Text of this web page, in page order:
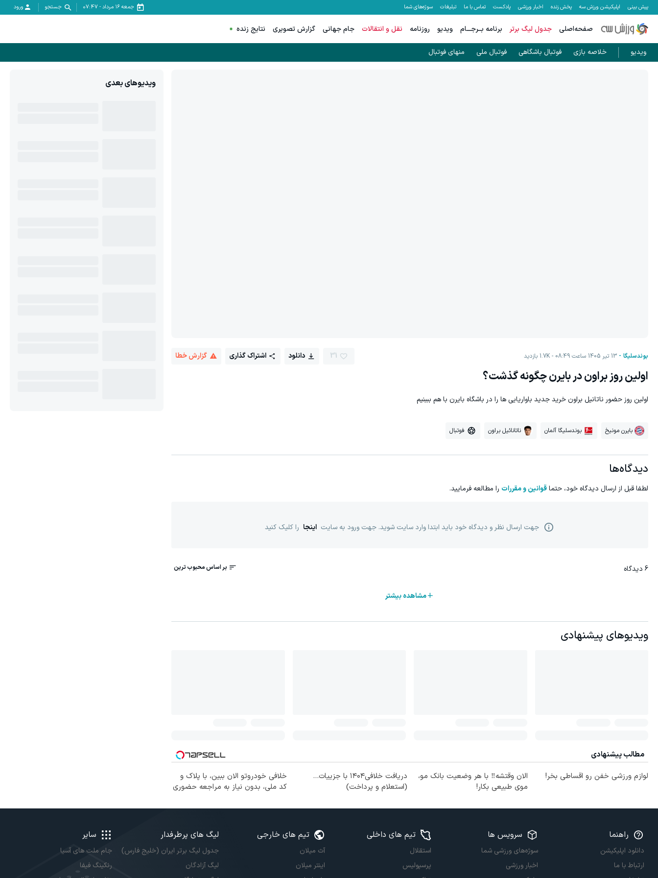
پیش بینی اپلیکیشن ورزش سه پخش زنده اخبار ورزشی پادکست تماس با ما تبلیغات سوژه‌های شما جمعه ۱۶ مرداد -
07:47 جستجو ورود
صفحه‌اصلی جدول لیگ برتر برنامه بــرجـــام ویدیو روزنامه نقل و انتقالات جام جهانی گزارش تصویری نتایج زنده
ویدیو خلاصه بازی فوتبال باشگاهی فوتبال ملی منهای فوتبال
بوندسلیگا 13 تیر 1405 ساعت 08:49 1.7K بازدید 31 دانلود اشتراک گذاری گزارش خطا
اولین روز براون در بایرن چگونه گذشت؟
اولین روز حضور ناتانیل براون خرید جدید باواریایی ها را در باشگاه بایرن با هم بببنیم
بایرن مونیخ بوندسلیگا آلمان ناتانائیل براون فوتبال
دیدگاه‌ها
لطفا قبل از ارسال دیدگاه خود، حتماقوانین و مقررات را مطالعه فرمایید.
جهت ارسال نظر و دیدگاه خود باید ابتدا وارد سایت شوید. جهت ورود به سایت اینجا را کلیک کنید
6 دیدگاه
مشاهده بیشتر
ویدیوهای پیشنهادی
مطالب پیشنهادی
لوازم ورزشی خفن رو اقساطی بخر!
الان وقتشه‼️ با هر وضعیت بانک مو،
موی طبیعی بکار!
دریافت خلافی۱۴۰۴ با جزییات...
(استعلام و پرداخت)
خلافی خودروتو الان ببین، با پلاک و
کد ملی، بدون نیاز به مراجعه حضوری
ویدیوهای بعدی
راهنما
دانلود اپلیکیشن
ارتباط با ما
سرویس ها
سوژه‌های ورزشی شما
اخبار ورزشی
تیم های داخلی
استقلال
پرسپولیس
تیم های خارجی
آث میلان
اینتر میلان
لیگ های پرطرفدار
جدول لیگ برتر ایران (خلیج فارس)
لیگ آزادگان
سایر
جام ملت های آسیا
رنکینگ فیفا